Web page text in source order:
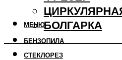
БОЛГАРКА
БЕНЗОПИЛА
СТЕКЛОРЕЗ
МЕНЮ